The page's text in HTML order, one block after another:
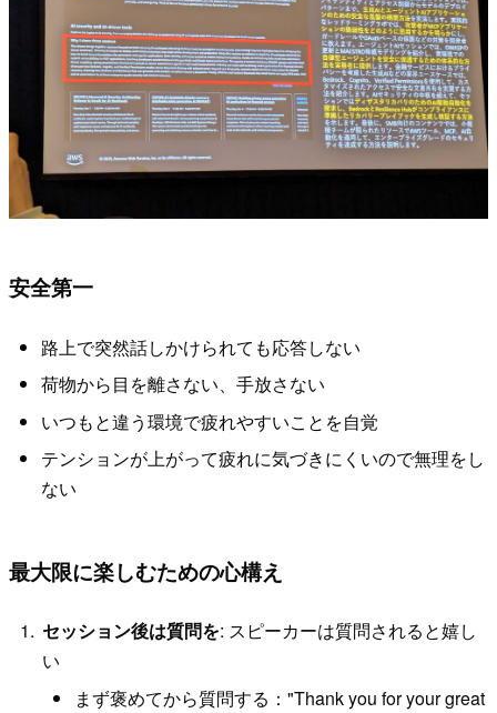
安全第一
路上で突然話しかけられても応答しない
荷物から目を離さない、手放さない
いつもと違う環境で疲れやすいことを自覚
テンションが上がって疲れに気づきにくいので無理をし
ない
最大限に楽しむための心構え
セッション後は質問を: スピーカーは質問されると嬉し
い
まず褒めてから質問する："Thank you for your great